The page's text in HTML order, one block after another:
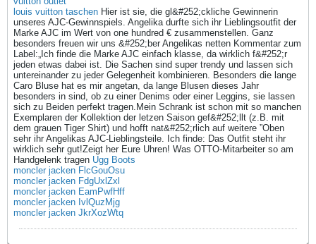
louis vuitton taschen Hier ist sie, die gl&#252;ckliche Gewinnerin
unseres AJC-Gewinnspiels. Angelika durfte sich ihr Lieblingsoutfit der
Marke AJC im Wert von one hundred € zusammenstellen. Ganz
besonders freuen wir uns &#252;ber Angelikas netten Kommentar zum
Label:„Ich finde die Marke AJC einfach klasse, da wirklich f&#252;r
jeden etwas dabei ist. Die Sachen sind super trendy und lassen sich
untereinander zu jeder Gelegenheit kombinieren. Besonders die lange
Caro Bluse hat es mir angetan, da lange Blusen dieses Jahr
besonders in sind, ob zu einer Denims oder einer Leggins, sie lassen
sich zu Beiden perfekt tragen.Mein Schrank ist schon mit so manchen
Exemplaren der Kollektion der letzen Saison gef&#252;llt (z.B. mit
dem grauen Tiger Shirt) und hofft nat&#252;rlich auf weitere ”Oben
sehr ihr Angelikas AJC-Lieblingsteile. Ich finde: Das Outfit steht ihr
wirklich sehr gut!Zeigt her Eure Uhren! Was OTTO-Mitarbeiter so am
Handgelenk tragen Ugg Boots
moncler jacken FlcGouOsu
moncler jacken FdgUxlZxl
moncler jacken EamPwfHff
moncler jacken IvlQuzMjg
moncler jacken JkrXozWtq